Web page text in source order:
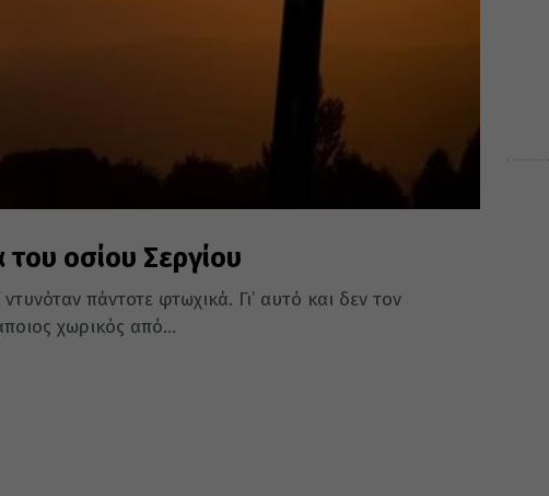
οσίου Σεργίου
πάντοτε φτωχικά. Γι’ αυτό και δεν τον
χωρικός από...